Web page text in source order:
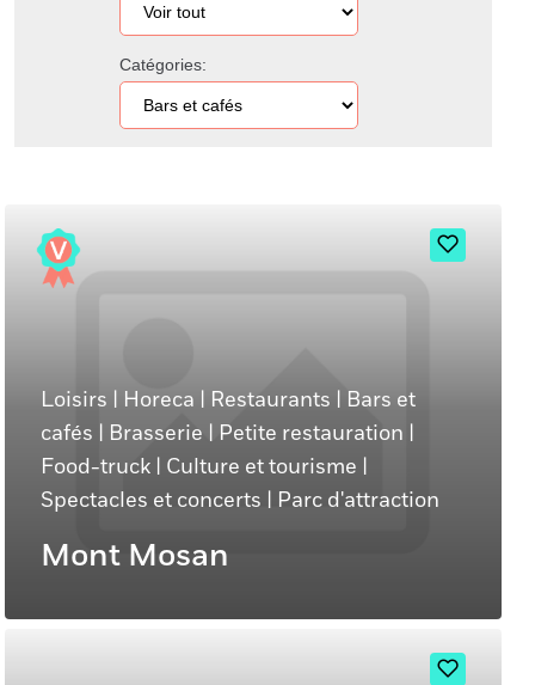
Catégories:
Loisirs | Horeca | Restaurants | Bars et
cafés | Brasserie | Petite restauration |
Food-truck | Culture et tourisme |
Spectacles et concerts | Parc d'attraction
Mont Mosan